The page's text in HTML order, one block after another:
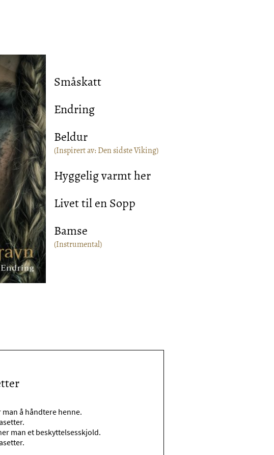
Småskatt
Endring
Beldur
(Inspirert av: Den sidste Viking)
Hyggelig varmt her
Livet til en Sopp
Bamse
(Instrumental)
å håndtere henne.
man et beskyttelsesskjold.